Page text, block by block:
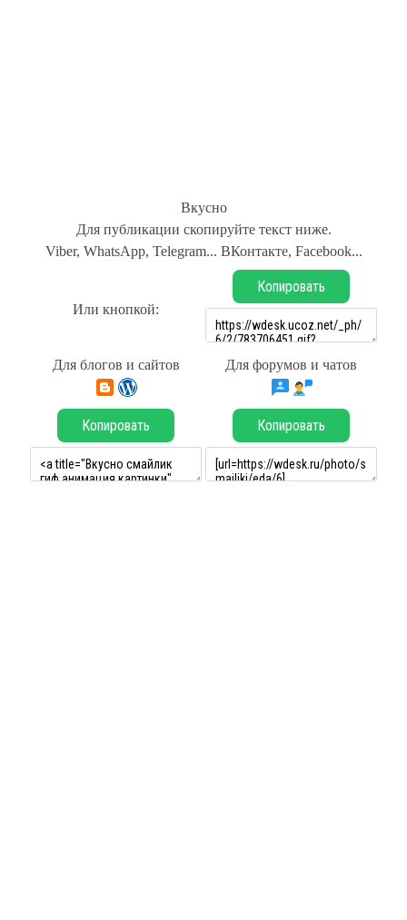
Вкусно
Для публикации скопируйте текст ниже.
Viber, WhatsApp, Telegram... ВКонтакте, Facebook...
Или кнопкой:
Копировать
Для блогов и сайтов Для форумов и чатов
Копировать Копировать